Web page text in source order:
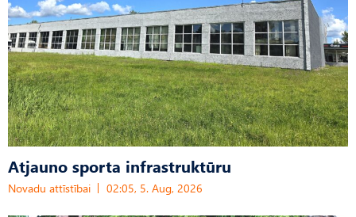
Atjauno sporta infrastruktūru
Novadu attīstībai 02:05, 5. Aug, 2026